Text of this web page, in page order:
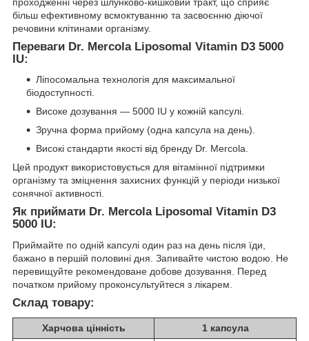
більш ефективному всмоктуванню та засвоєнню діючої
речовини клітинами організму.
Переваги Dr. Mercola Liposomal Vitamin D3 5000
IU:
Ліпосомальна технологія для максимальної
біодоступності.
Високе дозування — 5000 IU у кожній капсулі.
Зручна форма прийому (одна капсула на день).
Високі стандарти якості від бренду Dr. Mercola.
Цей продукт використовується для вітамінної підтримки
організму та зміцнення захисних функцій у періоди низької
сонячної активності.
Як приймати Dr. Mercola Liposomal Vitamin D3
5000 IU:
Приймайте по одній капсулі один раз на день після їди,
бажано в першій половині дня. Запивайте чистою водою. Не
перевищуйте рекомендоване добове дозування. Перед
початком прийому проконсультуйтеся з лікарем.
Склад товару:
Харчова цінність
1 капсула